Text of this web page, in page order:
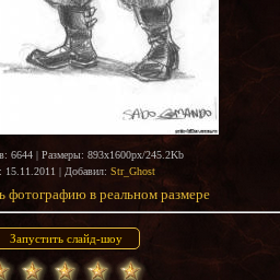
: 6644 | Размеры: 893x1600px/245.2Kb
15.11.2011 | Добавил: Str_Ghost
фотографию в реальном размере